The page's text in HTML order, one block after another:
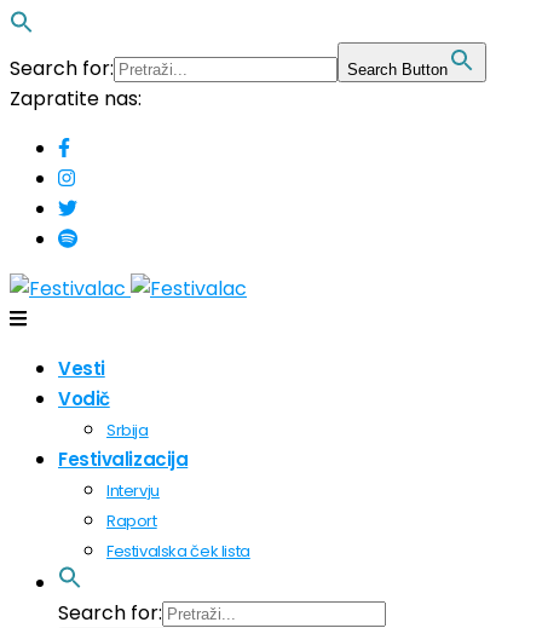
Search for: Search Button
Zapratite nas:
Vesti
Vodič
Srbija
Festivalizacija
Intervju
Raport
Festivalska ček lista
Search for: